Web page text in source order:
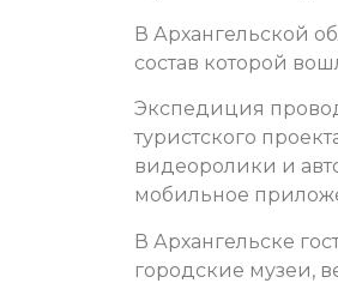
В Архангельской
состав которой
Экспедиция
туристского
видеоролики и
мобильное
В Архангельске
городские музеи,